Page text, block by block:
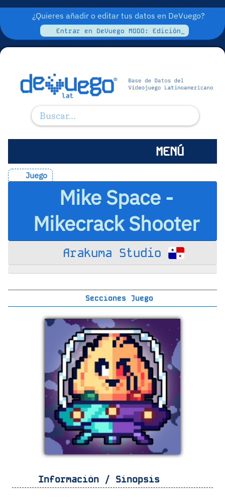
¿Quieres añadir o editar tus datos en DeVuego?
Entrar en DeVuego MODO: Edición_
MENÚ
Juego
Mike Space -
Mikecrack Shooter
Arakuma Studio
Secciones Juego
Información / Sinopsis